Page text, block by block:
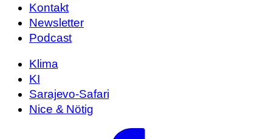
Kontakt
Newsletter
Podcast
Klima
KI
Sarajevo-Safari
Nice & Nötig